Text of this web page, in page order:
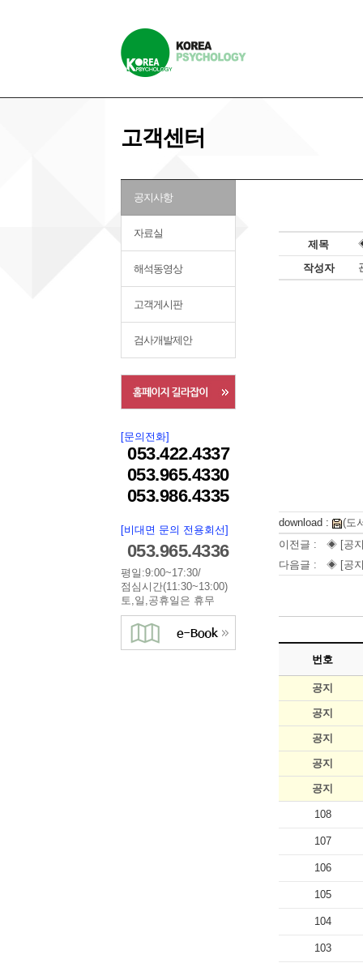
고객센터
공지사항
자료실
해석동영상
고객게시판
검사개발제안
[문의전화]
053.422.4337
053.965.4330
053.986.4335
[비대면 문의 전용회선]
053.965.4336
평일:9:00~17:30/
점심시간(11:30~13:00)
토,일,공휴일은 휴무
제목
작성자
download :
(도
이전글 : ◈ [공지
다음글 : ◈ [공
번호
공지
공지
공지
공지
공지
108
107
106
105
104
103